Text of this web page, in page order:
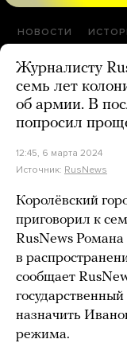
НОВОСТИ
Журналисту
семь лет
об армии. В
попросил
12:45, 6 марта 2024
Источник: RusNews
Королёвский
приговорил к
RusNews
в
сообщает
назначить
режима.